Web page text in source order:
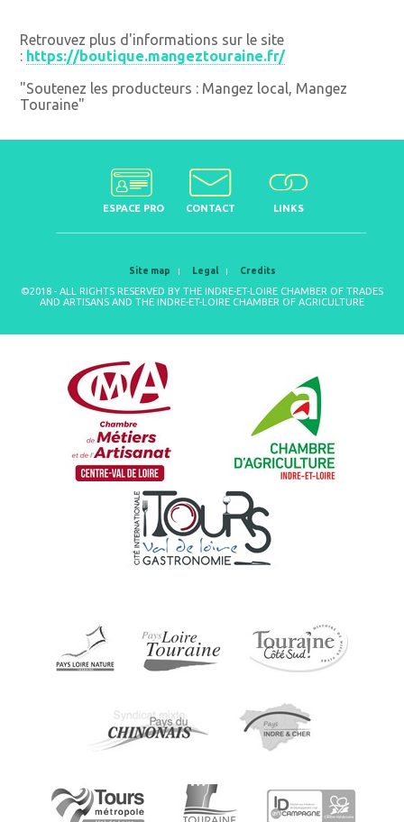
Retrouvez plus d'informations sur le site
: https://boutique.mangeztouraine.fr/
"Soutenez les producteurs : Mangez local, Mangez
Touraine"
ESPACE PRO CONTACT LINKS
Site map Legal Credits
©2018 - ALL RIGHTS RESERVED BY THE INDRE-ET-LOIRE CHAMBER OF TRADES
AND ARTISANS AND THE INDRE-ET-LOIRE CHAMBER OF AGRICULTURE